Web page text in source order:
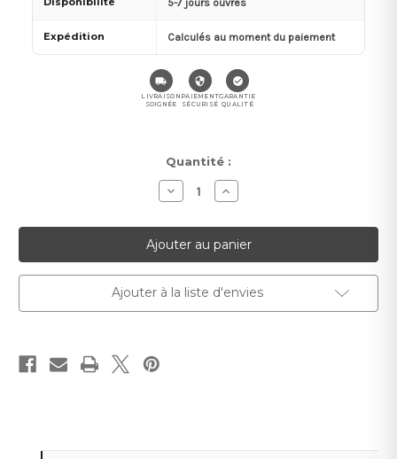
5-7 jours ouvrés
Expédition Calculés au moment du paiement
LIVRAISON
SOIGNÉE
PAIEMENT
SÉCURISÉ
GARANTIE
QUALITÉ
Quantité :
Diminuer
la
pour
Mastic
bitumineux
liquide
Rothoblaas
BYTUM
10
kg
Augmenter
la
pour
Mastic
bitumineux
liquide
Rothoblaas
BYTUM
10
kg
Ajouter à la liste d'envies